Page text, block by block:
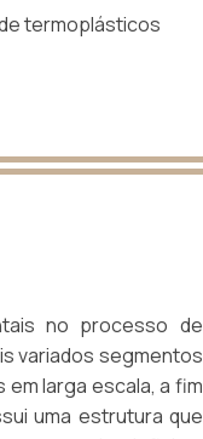
termoplásticos
no processo de
variados segmentos
larga escala, a fim
uma estrutura que